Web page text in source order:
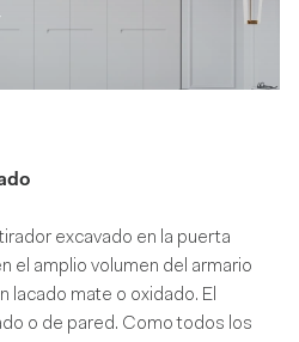
excavado en la puerta
el amplio volumen del armario
lacado mate o oxidado. El
o de pared. Como todos los